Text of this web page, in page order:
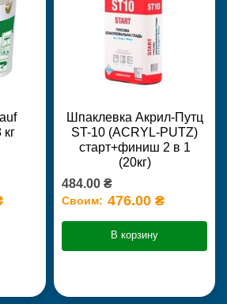
Шпаклевка Акрил-Путц
ST-10 (ACRYL-PUTZ)
старт+финиш 2 в 1
(20кг)
484.00 ₴
Своим: 476.00 ₴
В корзину